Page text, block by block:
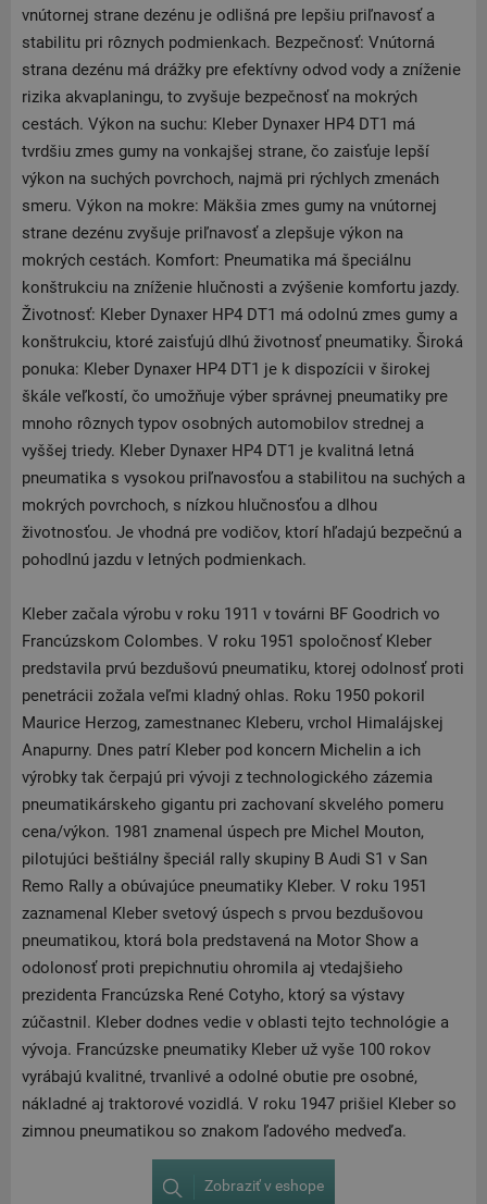
vnútornej strane dezénu je odlišná pre lepšiu priľnavosť a
stabilitu pri rôznych podmienkach. Bezpečnosť: Vnútorná
strana dezénu má drážky pre efektívny odvod vody a zníženie
rizika akvaplaningu, to zvyšuje bezpečnosť na mokrých
cestách. Výkon na suchu: Kleber Dynaxer HP4 DT1 má
tvrdšiu zmes gumy na vonkajšej strane, čo zaisťuje lepší
výkon na suchých povrchoch, najmä pri rýchlych zmenách
smeru. Výkon na mokre: Mäkšia zmes gumy na vnútornej
strane dezénu zvyšuje priľnavosť a zlepšuje výkon na
mokrých cestách. Komfort: Pneumatika má špeciálnu
konštrukciu na zníženie hlučnosti a zvýšenie komfortu jazdy.
Životnosť: Kleber Dynaxer HP4 DT1 má odolnú zmes gumy a
konštrukciu, ktoré zaisťujú dlhú životnosť pneumatiky. Široká
ponuka: Kleber Dynaxer HP4 DT1 je k dispozícii v širokej
škále veľkostí, čo umožňuje výber správnej pneumatiky pre
mnoho rôznych typov osobných automobilov strednej a
vyššej triedy. Kleber Dynaxer HP4 DT1 je kvalitná letná
pneumatika s vysokou priľnavosťou a stabilitou na suchých a
mokrých povrchoch, s nízkou hlučnosťou a dlhou
životnosťou. Je vhodná pre vodičov, ktorí hľadajú bezpečnú a
pohodlnú jazdu v letných podmienkach.
Kleber začala výrobu v roku 1911 v továrni BF Goodrich vo
Francúzskom Colombes. V roku 1951 spoločnosť Kleber
predstavila prvú bezdušovú pneumatiku, ktorej odolnosť proti
penetrácii zožala veľmi kladný ohlas. Roku 1950 pokoril
Maurice Herzog, zamestnanec Kleberu, vrchol Himalájskej
Anapurny. Dnes patrí Kleber pod koncern Michelin a ich
výrobky tak čerpajú pri vývoji z technologického zázemia
pneumatikárskeho gigantu pri zachovaní skvelého pomeru
cena/výkon. 1981 znamenal úspech pre Michel Mouton,
pilotujúci beštiálny špeciál rally skupiny B Audi S1 ​​v San
Remo Rally a obúvajúce pneumatiky Kleber. V roku 1951
zaznamenal Kleber svetový úspech s prvou bezdušovou
pneumatikou, ktorá bola predstavená na Motor Show a
odolonosť proti prepichnutiu ohromila aj vtedajšieho
prezidenta Francúzska René Cotyho, ktorý sa výstavy
zúčastnil. Kleber dodnes vedie v oblasti tejto technológie a
vývoja. Francúzske pneumatiky Kleber už vyše 100 rokov
vyrábajú kvalitné, trvanlivé a odolné obutie pre osobné,
nákladné aj traktorové vozidlá. V roku 1947 prišiel Kleber so
zimnou pneumatikou so znakom ľadového medveďa.
Zobraziť v eshope